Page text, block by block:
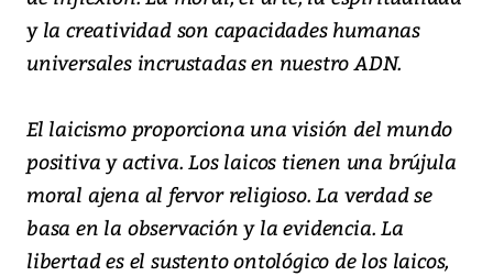
y la creatividad son capacidades humanas
universales incrustadas en nuestro ADN.
El laicismo proporciona una visión del mundo
positiva y activa. Los laicos tienen una brújula
moral ajena al fervor religioso. La verdad se
basa en la observación y la evidencia. La
libertad es el sustento ontológico de los laicos,